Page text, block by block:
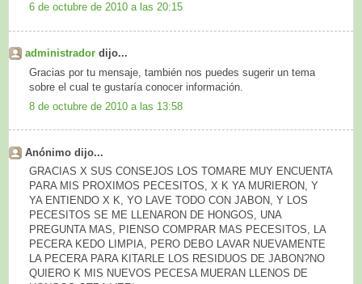
6 de octubre de 2010 a las 20:15
administrador dijo...
Gracias por tu mensaje, también nos puedes sugerir un tema
sobre el cual te gustaría conocer información.
8 de octubre de 2010 a las 13:58
Anónimo dijo...
GRACIAS X SUS CONSEJOS LOS TOMARE MUY ENCUENTA
PARA MIS PROXIMOS PECESITOS, X K YA MURIERON, Y
YA ENTIENDO X K, YO LAVE TODO CON JABON, Y LOS
PECESITOS SE ME LLENARON DE HONGOS, UNA
PREGUNTA MAS, PIENSO COMPRAR MAS PECESITOS, LA
PECERA KEDO LIMPIA, PERO DEBO LAVAR NUEVAMENTE
LA PECERA PARA KITARLE LOS RESIDUOS DE JABON?NO
QUIERO K MIS NUEVOS PECESA MUERAN LLENOS DE